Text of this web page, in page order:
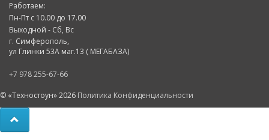
Работаем:
Пн-Пт с 10.00 до 17.00
Выходной - Сб, Вс
г. Симферополь,
ул Глинки 53А маг.13 ( МЕГАБАЗА)
+7 978 255-67-66
© «Техностоун» 2026 Политика Конфиденциальности